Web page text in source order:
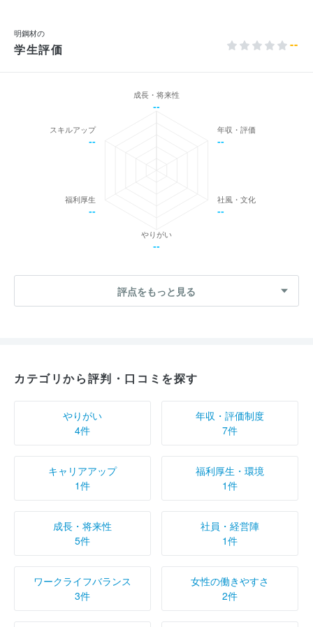
明鋼材の
学生評価 --
成長・将来性
--
年収・評価
--
社風・文化
--
やりがい
--
福利厚生
--
スキルアップ
--
評点をもっと見る
カテゴリから評判・口コミを探す
やりがい
4件
年収・評価制度
7件
キャリアアップ
1件
福利厚生・環境
1件
成長・将来性
5件
社員・経営陣
1件
ワークライフバランス
3件
女性の働きやすさ
2件